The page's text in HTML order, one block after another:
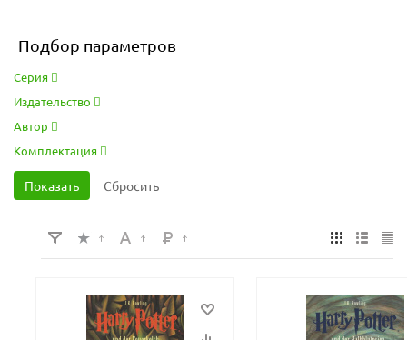
Подбор параметров
Серия
Издательство
Автор
Комплектация